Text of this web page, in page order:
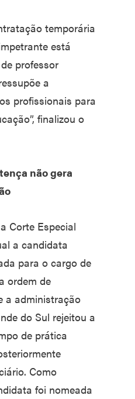
temporária
está
professor
a
profissionais para
finalizou o
não gera
a Corte Especial
a candidata
para o cargo de
ordem de
a administração
do Sul rejeitou a
de prática
Como
foi nomeada